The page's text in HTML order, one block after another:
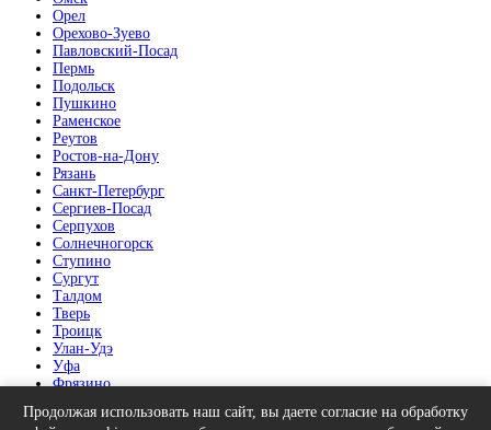
Продолжая использовать наш сайт, вы даете согласие на обработку
Орел
Орехово-Зуево
Павловский-Посад
Пермь
Подольск
Пушкино
Раменское
Реутов
Ростов-на-Дону
Рязань
Санкт-Петербург
Сергиев-Посад
Серпухов
Солнечногорск
Ступино
Сургут
Талдом
Тверь
Троицк
Улан-Удэ
Уфа
Фрязино
Челябинск